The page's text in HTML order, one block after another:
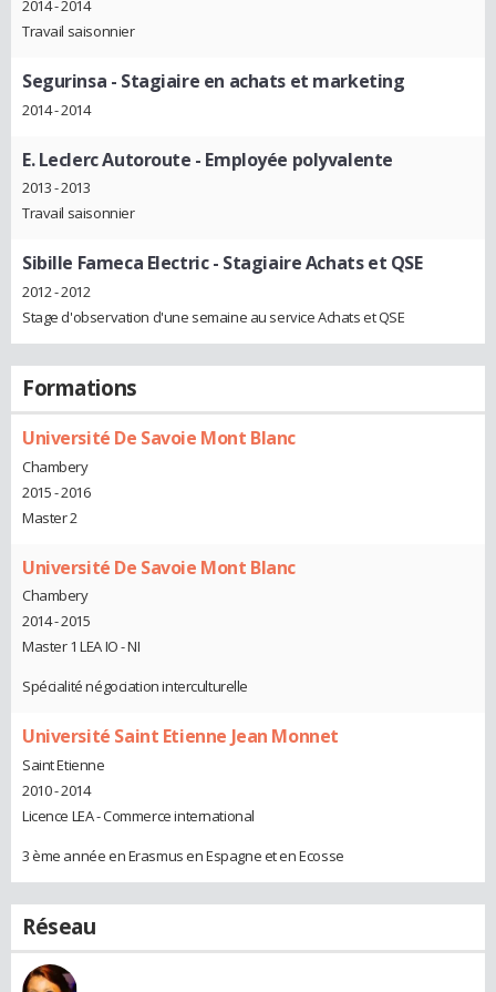
2014 - 2014
Travail saisonnier
Segurinsa - Stagiaire en achats et marketing
2014 - 2014
E. Leclerc Autoroute - Employée polyvalente
2013 - 2013
Travail saisonnier
Sibille Fameca Electric- Stagiaire Achats et QSE
2012 - 2012
Stage d'observation d'une semaine au service Achats et QSE
Formations
Université De Savoie Mont Blanc
Chambery
2015 - 2016
Master 2
Université De Savoie Mont Blanc
Chambery
2014 - 2015
Master 1 LEA IO - NI
Spécialité négociation interculturelle
Université Saint Etienne Jean Monnet
Saint Etienne
2010 - 2014
Licence LEA - Commerce international
3 ème année en Erasmus en Espagne et en Ecosse
Réseau